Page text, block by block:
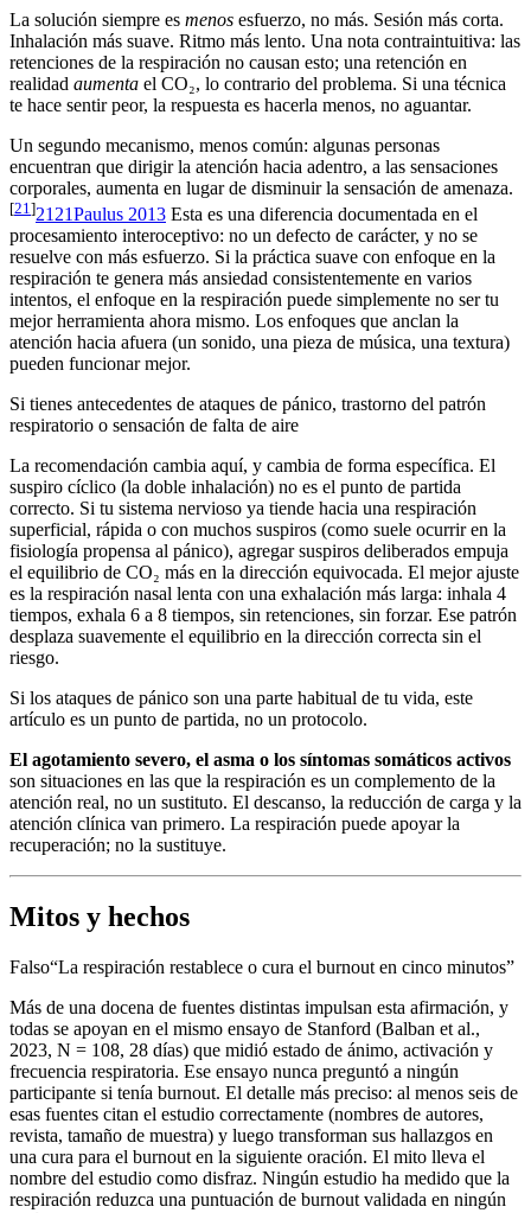
La solución siempre es menos esfuerzo, no más. Sesión más corta.
Inhalación más suave. Ritmo más lento. Una nota contraintuitiva: las
retenciones de la respiración no causan esto; una retención en
realidad aumenta el CO₂, lo contrario del problema. Si una técnica
te hace sentir peor, la respuesta es hacerla menos, no aguantar.
Un segundo mecanismo, menos común: algunas personas
encuentran que dirigir la atención hacia adentro, a las sensaciones
corporales, aumenta en lugar de disminuir la sensación de amenaza.
[21]2121Paulus 2013 Esta es una diferencia documentada en el
procesamiento interoceptivo: no un defecto de carácter, y no se
resuelve con más esfuerzo. Si la práctica suave con enfoque en la
respiración te genera más ansiedad consistentemente en varios
intentos, el enfoque en la respiración puede simplemente no ser tu
mejor herramienta ahora mismo. Los enfoques que anclan la
atención hacia afuera (un sonido, una pieza de música, una textura)
pueden funcionar mejor.
Si tienes antecedentes de ataques de pánico, trastorno del patrón
respiratorio o sensación de falta de aire
La recomendación cambia aquí, y cambia de forma específica. El
suspiro cíclico (la doble inhalación) no es el punto de partida
correcto. Si tu sistema nervioso ya tiende hacia una respiración
superficial, rápida o con muchos suspiros (como suele ocurrir en la
fisiología propensa al pánico), agregar suspiros deliberados empuja
el equilibrio de CO₂ más en la dirección equivocada. El mejor ajuste
es la respiración nasal lenta con una exhalación más larga: inhala 4
tiempos, exhala 6 a 8 tiempos, sin retenciones, sin forzar. Ese patrón
desplaza suavemente el equilibrio en la dirección correcta sin el
riesgo.
Si los ataques de pánico son una parte habitual de tu vida, este
artículo es un punto de partida, no un protocolo.
El agotamiento severo, el asma o los síntomas somáticos activos
son situaciones en las que la respiración es un complemento de la
atención real, no un sustituto. El descanso, la reducción de carga y la
atención clínica van primero. La respiración puede apoyar la
recuperación; no la sustituye.
Mitos y hechos
Falso“La respiración restablece o cura el burnout en cinco minutos”
Más de una docena de fuentes distintas impulsan esta afirmación, y
todas se apoyan en el mismo ensayo de Stanford (Balban et al.,
2023, N = 108, 28 días) que midió estado de ánimo, activación y
frecuencia respiratoria. Ese ensayo nunca preguntó a ningún
participante si tenía burnout. El detalle más preciso: al menos seis de
esas fuentes citan el estudio correctamente (nombres de autores,
revista, tamaño de muestra) y luego transforman sus hallazgos en
una cura para el burnout en la siguiente oración. El mito lleva el
nombre del estudio como disfraz. Ningún estudio ha medido que la
respiración reduzca una puntuación de burnout validada en ningún